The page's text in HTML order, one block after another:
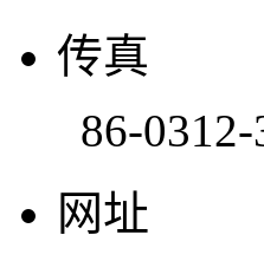
传真
86-
网址